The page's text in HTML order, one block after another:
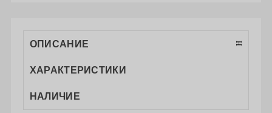
ОПИСАНИЕ
ХАРАКТЕРИСТИКИ
НАЛИЧИЕ